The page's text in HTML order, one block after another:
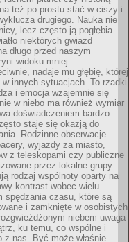
też po prostu stać w ciszy i
drugiego. Nauka nie
lecz często ją pogłębia.
niektórych gwiazd
długo przed naszym
widoku mniej
nadaje mu głębię, której
innych sytuacjach. To rzadki
i emocja wzajemnie się
w niebo ma również wymiar
doświadczeniem bardzo
staje się okazją do
Rodzinne obserwacje
wyjazdy za miasto,
z teleskopami czy publiczne
przez lokalne grupy
rodzaj wspólnoty oparty na
kontrast wobec wielu
spędzania czasu, które są
i zamknięte w osobistych
niebem uwaga
ku temu, co wspólne i
z nas. Być może właśnie